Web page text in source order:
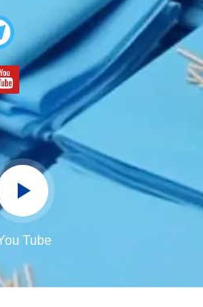
Tube